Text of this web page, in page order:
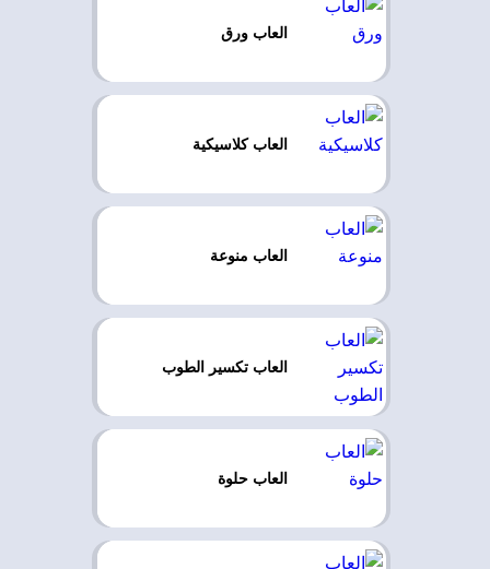
العاب ورق
العاب كلاسيكية
العاب منوعة
العاب تكسير الطوب
العاب حلوة